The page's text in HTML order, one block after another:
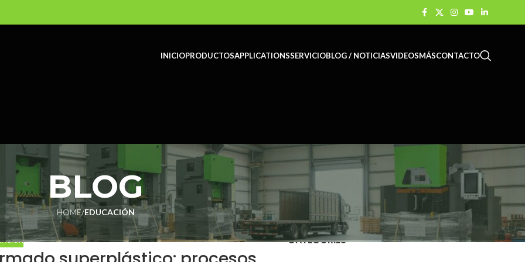
INICIOPRODUCTOSAPPLICATIONSSERVICIOBLOG / NOTICIASVIDEOSMÁSCONTACTO
BLOG
HOME/EDUCACIÓN
CATEGORIES